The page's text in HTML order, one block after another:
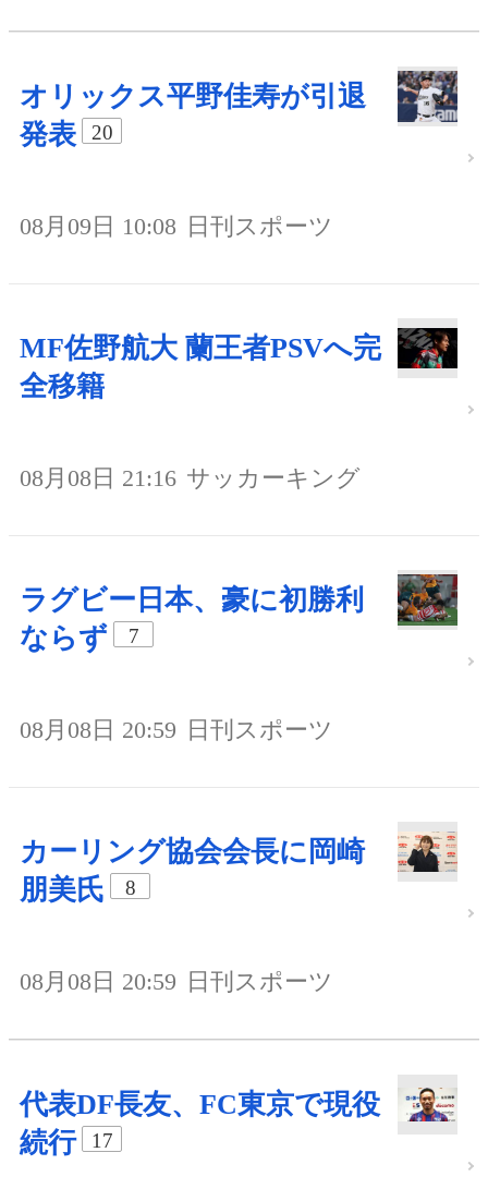
オリックス平野佳寿が引退
発表
20
08月09日 10:08 日刊スポーツ
MF佐野航大 蘭王者PSVへ完
全移籍
08月08日 21:16 サッカーキング
ラグビー日本、豪に初勝利
ならず
7
08月08日 20:59 日刊スポーツ
カーリング協会会長に岡崎
朋美氏
8
08月08日 20:59 日刊スポーツ
代表DF長友、FC東京で現役
続行
17